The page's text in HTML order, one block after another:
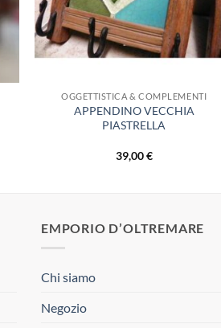
OGGETTISTICA & COMPLEMENTI
APPENDINO VECCHIA
PIASTRELLA
39,00€
EMPORIO D’OLTREMARE
Chi siamo
Negozio